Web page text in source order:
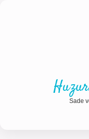
Sade